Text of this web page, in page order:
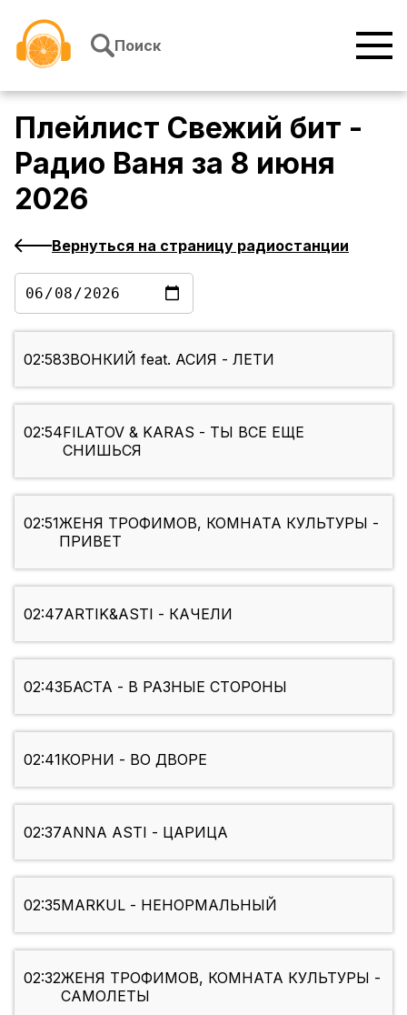
Поиск
Плейлист Свежий бит -
Радио Ваня за 8 июня
2026
Вернуться на страницу радиостанции
02:58ЗВОНКИЙ feat. АСИЯ - ЛЕТИ
02:54FILATOV & KARAS - ТЫ ВСЕ ЕЩЕ
СНИШЬСЯ
02:51ЖЕНЯ ТРОФИМОВ, КОМНАТА КУЛЬТУРЫ -
ПРИВЕТ
02:47ARTIK&ASTI - КАЧЕЛИ
02:43БАСТА - В РАЗНЫЕ СТОРОНЫ
02:41КОРНИ - ВО ДВОРЕ
02:37ANNA ASTI - ЦАРИЦА
02:35MARKUL - НЕНОРМАЛЬНЫЙ
02:32ЖЕНЯ ТРОФИМОВ, КОМНАТА КУЛЬТУРЫ -
САМОЛЕТЫ